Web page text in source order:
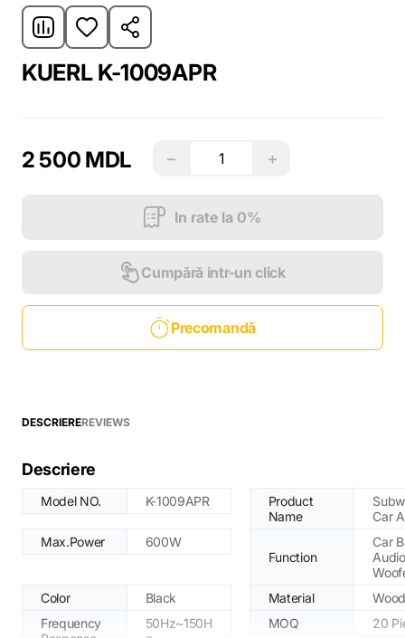
KUERL K-1009APR
2 500 MDL − +
In rate la 0%
Cumpără intr-un click
Precomandă
DESCRIEREREVIEWS
Descriere
Model NO. K-1009APR
Product
Name
Car
Max.Power
600W
Function
Car
Audio
Color
Black Material
Frequency
50Hz~150H
MOQ 20